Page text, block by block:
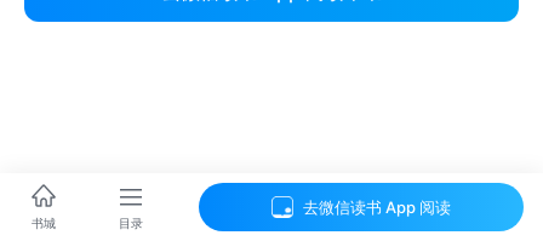
书城 目录
去微信读书 App 阅读